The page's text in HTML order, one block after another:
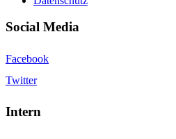
Social Media
Facebook
Twitter
Intern